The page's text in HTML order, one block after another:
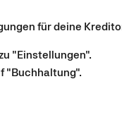
für deine
"Einstellungen".
"Buchhaltung".